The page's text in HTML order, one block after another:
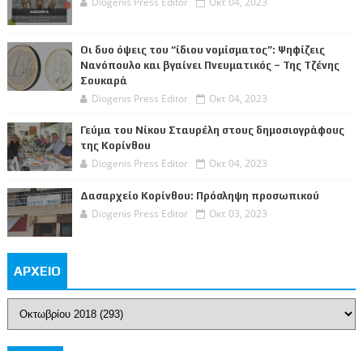
Οι δυο όψεις του “ίδιου νομίσματος”: Ψηφίζεις
Νανόπουλο και βγαίνει Πνευματικός – Της Τζένης
Σουκαρά
Diogenis Press Editor Οκτ 04, 2023
Γεύμα του Νίκου Σταυρέλη στους δημοσιογράφους
της Κορίνθου
Diogenis Press Editor Οκτ 04, 2023
Δασαρχείο Κορίνθου: Πρόσληψη προσωπικού
Diogenis Press Editor Οκτ 03, 2023
ΑΡΧΕΙΟ